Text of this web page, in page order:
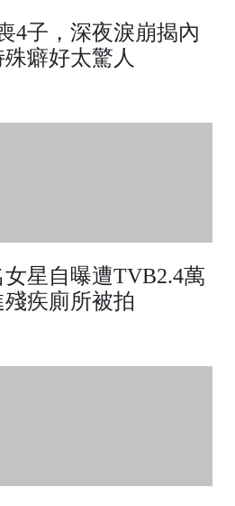
4子，深夜淚崩揭內
癖好太驚人
星自曝遭TVB2.4萬
疾廁所被拍